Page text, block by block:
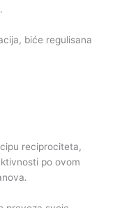
biće regulisana
reciprociteta,
po ovom
.